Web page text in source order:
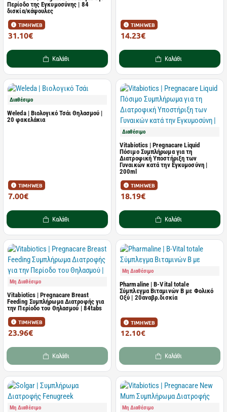
Περίοδο της Εγκυμοσύνης | 84
δισκία/κάψουλες
ΤΙΜΗ WEB
31.10€
Καλάθι
ΤΙΜΗ WEB
14.23€
Καλάθι
Διαθέσιμο
Weleda | Βιολογικό Τσάι Θηλασμού |
20 φακελάκια
ΤΙΜΗ WEB
7.00€
Καλάθι
Διαθέσιμο
Vitabiotics | Pregnacare Liquid
Πόσιμο Συμπλήρωμα για τη
Διατροφική Υποστήριξη των
Γυναικών κατά την Εγκυμοσύνη |
200ml
ΤΙΜΗ WEB
18.19€
Καλάθι
Μη Διαθέσιμο
Vitabiotics | Pregnacare Breast
Feeding Συμπλήρωμα Διατροφής για
την Περίοδο του Θηλασμού | 84tabs
ΤΙΜΗ WEB
23.96€
Καλάθι
Μη Διαθέσιμο
Pharmaline | B-Vital totale
Σύμπλεγμα Βιταμινών B με Φολικό
Οξύ | 20αναβρ.δισκία
ΤΙΜΗ WEB
12.10€
Καλάθι
Μη Διαθέσιμο Μη Διαθέσιμο